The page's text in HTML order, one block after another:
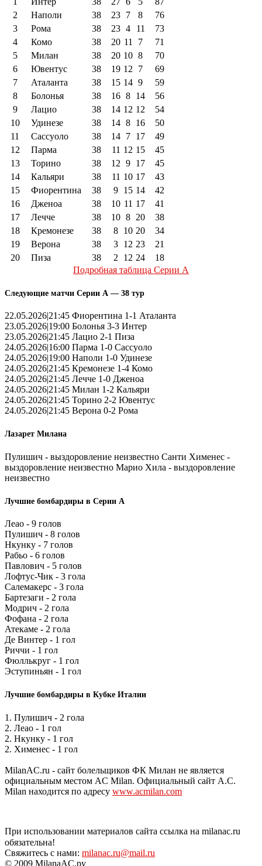
2
Наполи 38 23 7 8
76
3
Рома 38 23 4 11
73
4
Комо 38 20 11 7
71
5
Милан 38 20 10 8
70
6
Ювентус 38 19 12 7
69
7
Аталанта 38 15 14 9
59
8
Болонья 38 16 8 14
56
9
Лацио 38 14 12 12
54
10
Удинезе 38 14 8 16
50
11
Сассуоло 38 14 7 17
49
12
Парма 38 11 12 15
45
13
Торино 38 12 9 17
45
14
Кальяри 38 11 10 17
43
15
Фиорентина 38 9 15 14
42
16
Дженоа 38 10 11 17
41
17
Лечче 38 10 8 20
38
18
Кремонезе 38 8 10 20
34
19
Верона 38 3 12 23
21
20
Пиза 38 2 12 24
18
Подробная таблица Серии А
Следующие матчи Серии А — 38 тур
22.05.2026|21:45 Фиорентина 1-1 Аталанта
23.05.2026|19:00 Болонья 3-3 Интер
23.05.2026|21:45 Лацио 2-1 Пиза
24.05.2026|16:00 Парма 1-0 Сассуоло
24.05.2026|19:00 Наполи 1-0 Удинезе
24.05.2026|21:45 Кремонезе 1-4 Комо
24.05.2026|21:45 Лечче 1-0 Дженоа
24.05.2026|21:45 Милан 1-2 Кальяри
24.05.2026|21:45 Торино 2-2 Ювентус
24.05.2026|21:45 Верона 0-2 Рома
Лазарет Милана
Пулишич - выздоровление неизвестно Санти Хименес -
выздоровление неизвестно Марио Хила - выздоровление
неизвестно
Лучшие бомбардиры в Серии А
Леао - 9 голов
Пулишич - 8 голов
Нкунку - 7 голов
Рабьо - 6 голов
Павлович - 5 голов
Лофтус-Чик - 3 гола
Салемакерс - 3 гола
Бартезаги - 2 гола
Модрич - 2 гола
Фофана - 2 гола
Атекаме - 2 гола
Де Винтер - 1 гол
Риччи - 1 гол
Фюллькруг - 1 гол
Эступиньян - 1 гол
Лучшие бомбардиры в Кубке Италии
1. Пулишич - 2 гола
2. Леао - 1 гол
2. Нкунку - 1 гол
2. Хименес - 1 гол
MilanAC.ru - сайт болельщиков ФК Милан не является
официальным местом AC Milan. Официальный сайт A.C.
Milan находится по адресу www.acmilan.com
При использовании материалов сайта ссылка на milanac.ru
обязательна!
Свяжитесь с нами: milanac.ru@mail.ru
© 2009 MilanaAC.ру